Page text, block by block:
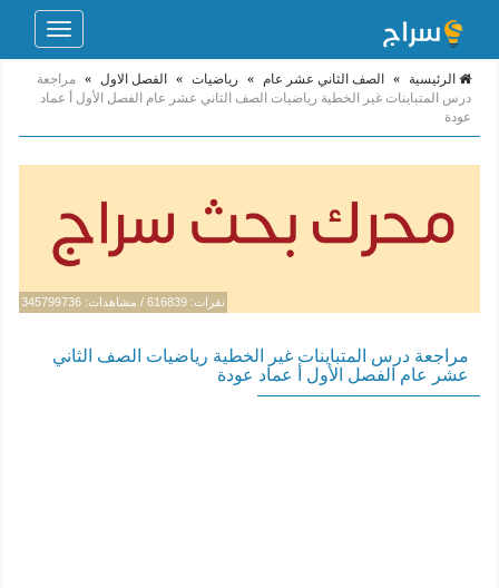
Toggle
الرئيسية » الصف الثاني عشر عام » رياضيات » الفصل الاول » مراجعة
درس المتباينات غير الخطية رياضيات الصف الثاني عشر عام الفصل الأول أ عماد
عودة
نقرات: 616839 / مشاهدات: 345799736
مراجعة درس المتباينات غير الخطية رياضيات الصف الثاني
عشر عام الفصل الأول أ عماد عودة